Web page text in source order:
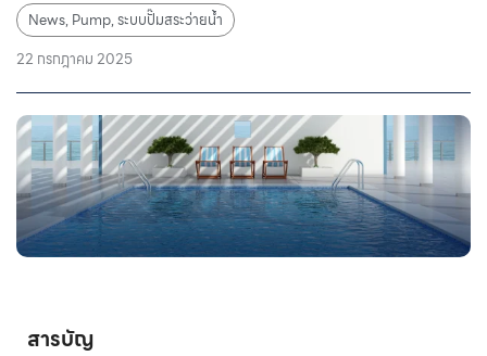
News,Pump,ระบบปั๊มสระว่ายน้ำ
22 กรกฎาคม 2025
สารบัญ